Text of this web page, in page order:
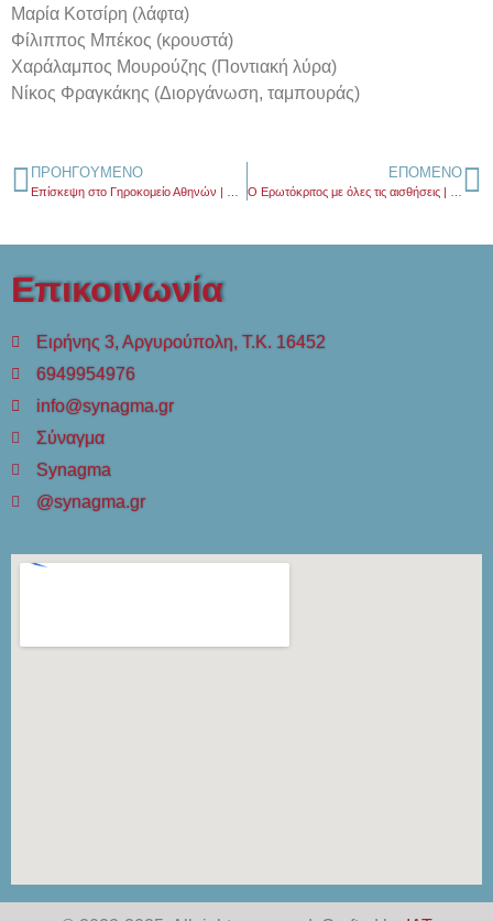
Μαρία Κοτσίρη (λάφτα)
Φίλιππος Μπέκος (κρουστά)
Χαράλαμπος Μουρούζης (Ποντιακή λύρα)
Νίκος Φραγκάκης (Διοργάνωση, ταμπουράς)
ΠΡΟΗΓΟΎΜΕΝΟ ΕΠΌΜΕΝΟ
Επικοινωνία
Ειρήνης 3, Αργυρούπολη, Τ.Κ. 16452
6949954976
info@synagma.gr
Σύναγμα
Synagma
@synagma.gr